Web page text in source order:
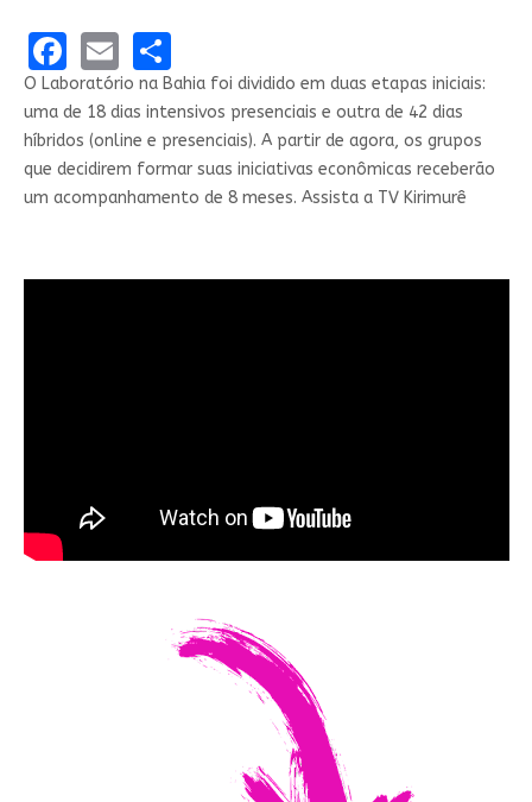
Facebook
EmailShare
O Laboratório na Bahia foi dividido em duas etapas iniciais:
uma de 18 dias intensivos presenciais e outra de 42 dias
híbridos (online e presenciais). A partir de agora, os grupos
que decidirem formar suas iniciativas econômicas receberão
um acompanhamento de 8 meses. Assista a TV Kirimurê